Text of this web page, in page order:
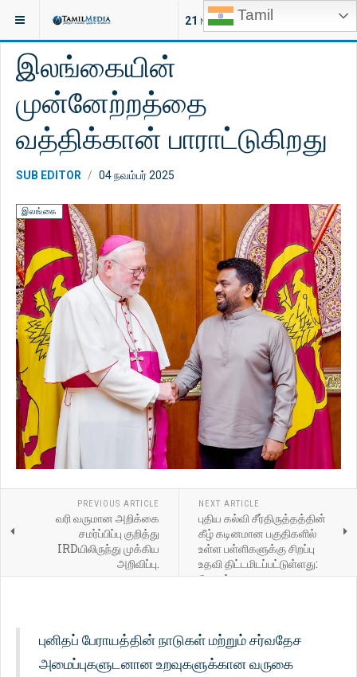
Tamil
21 NEW ARTICLES
இருக்குமிடம்: செய்திகள்
இலங்கையின்
முன்னேற்றத்தை
வத்திக்கான் பாராட்டுகிறது
SUB EDITOR 04 நவம்பர் 2025
இலங்கை
PREVIOUS ARTICLE
வரி வருமான அறிக்கை
சமர்ப்பிப்பு குறித்து
IRDயிலிருந்து முக்கிய
அறிவிப்பு.
NEXT ARTICLE
புதிய கல்வி சீர்திருத்தத்தின்
கீழ் கடினமான பகுதிகளில்
உள்ள பள்ளிகளுக்கு சிறப்பு
உதவி திட்டமிடப்பட்டுள்ளது:
பிரதமர்
புனிதப் பேராயத்தின் நாடுகள் மற்றும் சர்வதேச
அமைப்புகளுடனான உறவுகளுக்கான வருகை